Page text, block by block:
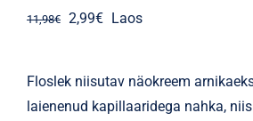
11,98€ Algne
11,98€.
2,99€Praegune
2,99€.
Laos
Floslek niisutav näokreem
laienenud kapillaaridega nahka,